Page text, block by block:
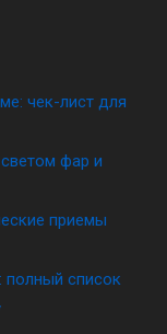
чек-лист для
фар и
приемы
список